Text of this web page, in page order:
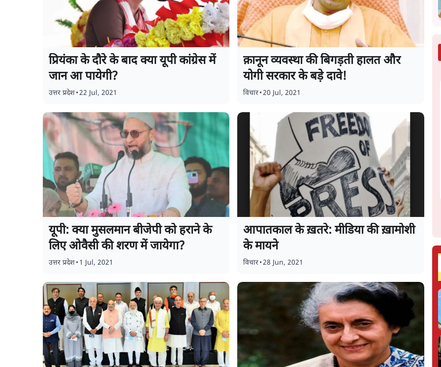
प्रियंका के दौरे के बाद क्या यूपी कांग्रेस में
जान आ पायेगी?
उत्तर प्रदेश•22 Jul, 2021
क़ानून व्यवस्था की बिगड़ती हालत और
योगी सरकार के बड़े दावे!
विचार•20 Jul, 2021
यूपी: क्या मुसलमान बीजेपी को हराने के
लिए ओवैसी की शरण में जायेगा?
उत्तर प्रदेश• 1 Jul, 2021
आपातकाल के ख़तरे: मीडिया की ख़ामोशी
के मायने
विचार•28 Jun, 2021